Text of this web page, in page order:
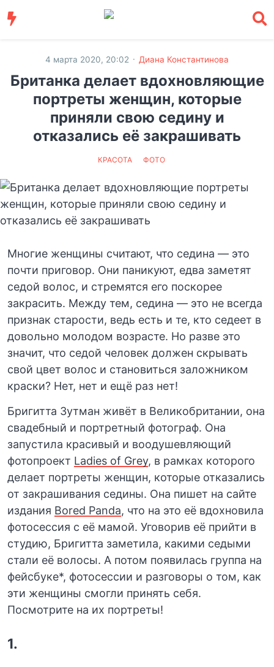
4 марта 2020, 20:02 · Диана Константинова
Британка делает вдохновляющие
портреты женщин, которые
приняли свою седину и
отказались её закрашивать
КРАСОТА ФОТО
Многие женщины считают, что седина — это
почти приговор. Они паникуют, едва заметят
седой волос, и стремятся его поскорее
закрасить. Между тем, седина — это не всегда
признак старости, ведь есть и те, кто седеет в
довольно молодом возрасте. Но разве это
значит, что седой человек должен скрывать
свой цвет волос и становиться заложником
краски? Нет, нет и ещё раз нет!
Бригитта Зутман живёт в Великобритании, она
свадебный и портретный фотограф. Она
запустила красивый и воодушевляющий
фотопроект Ladies of Grey, в рамках которого
делает портреты женщин, которые отказались
от закрашивания седины. Она пишет на сайте
издания Bored Panda, что на это её вдохновила
фотосессия с её мамой. Уговорив её прийти в
студию, Бригитта заметила, какими седыми
стали её волосы. А потом появилась группа на
фейсбуке*, фотосессии и разговоры о том, как
эти женщины смогли принять себя.
Посмотрите на их портреты!
1.